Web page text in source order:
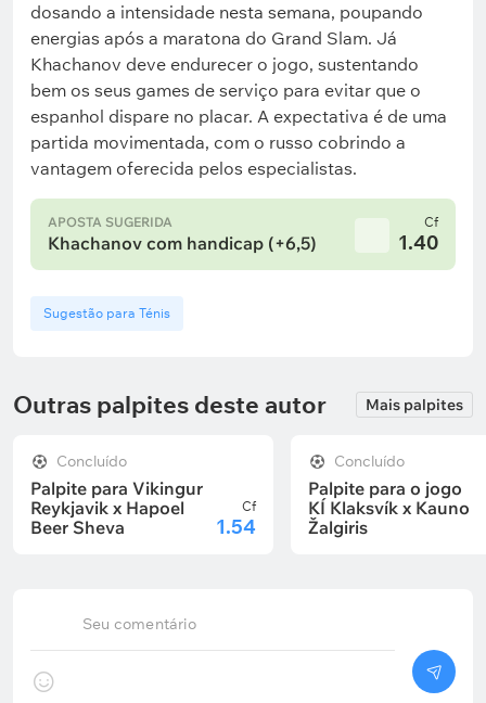
dosando a intensidade nesta semana, poupando
energias após a maratona do Grand Slam. Já
Khachanov deve endurecer o jogo, sustentando
bem os seus games de serviço para evitar que o
espanhol dispare no placar. A expectativa é de uma
partida movimentada, com o russo cobrindo a
vantagem oferecida pelos especialistas.
APOSTA SUGERIDA
Khachanov com handicap (+6,5)
Cf
1.40
Sugestão para Ténis
Outras palpites deste autor Mais palpites
Concluído
Palpite para Vikingur
Reykjavik x Hapoel
Beer Sheva
Cf
1.54
Concluído
Palpite para o jogo
KÍ Klaksvík x Kauno
Žalgiris
Seu comentário